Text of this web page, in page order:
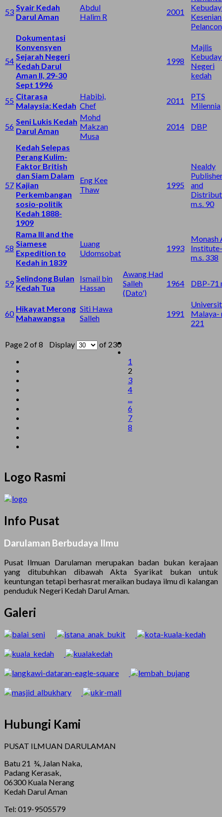
53 Syair Kedah
Darul Aman
Abdul
Halim R
2001
54
Dokumentasi
Konvensyen
Sejarah Negeri
Kedah Darul
Aman II, 29-30
Sept 1996
1998
Majlis
Negeri
kedah
55 Citarasa
Malaysia: Kedah
Habibi,
Chef
2011
PTS
Milennia
56
Seni Lukis Kedah
Darul Aman
Mohd
Makzan
Musa
2014 DBP
57
Kedah Selepas
Perang Kulim-
Faktor British
dan Siam Dalam
Kajian
Perkembangan
sosio-politik
Kedah 1888-
1909
Eng Kee
Thaw
1995
Nealdy
and
m.s. 90
58
Rama III and the
Siamese
Expedition to
Kedah in 1839
Luang
Udomsobat
1993
Monash
Institute-
m.s. 338
59
Selindong Bulan
Kedah Tua
Ismail bin
Hassan
Awang Had
Salleh
(Dato')
1964 DBP-71
60
Hikayat Merong
Mahawangsa
Siti Hawa
Salleh
1991
Malaya-
221
Page 2 of 8 Display
of 230
1
2
3
4
...
6
7
8
Logo Rasmi
Info Pusat
Darulaman Berbudaya Ilmu
Pusat Ilmuan Darulaman merupakan badan bukan kerajaan
yang ditubuhkan dibawah Akta Syarikat bukan untuk
keuntungan tetapi berhasrat meraikan budaya ilmu di kalangan
penduduk Negeri Kedah Darul Aman.
Galeri
Hubungi Kami
PUSAT ILMUAN DARULAMAN
Batu 21 ¾, Jalan Naka,
Padang Kerasak,
06300 Kuala Nerang
Kedah Darul Aman
Tel: 019-9505579